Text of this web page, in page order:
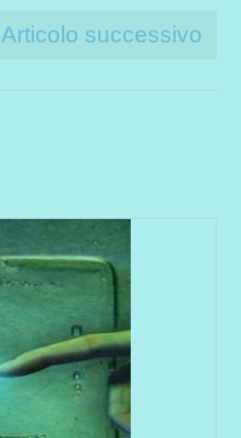
Articolo successivo